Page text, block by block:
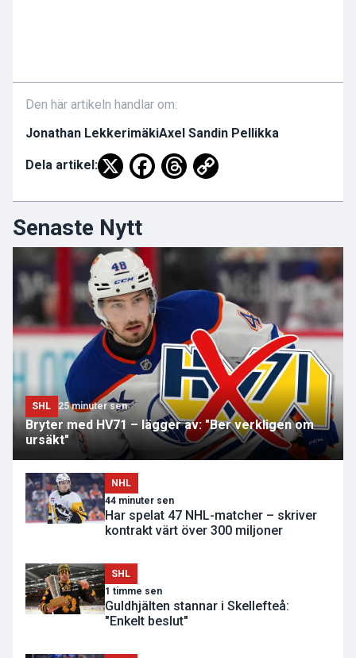
Den här artikeln handlar om:
Jonathan LekkerimäkiAxel Sandin Pellikka
Dela artikel:
Senaste Nytt
SHL 25 minuter sen
Bryter med HV71 – lägger av: "Ber verkligen om
ursäkt"
NHL
44 minuter sen
Har spelat 47 NHL-matcher – skriver
kontrakt värt över 300 miljoner
SHL
1 timme sen
Guldhjälten stannar i Skellefteå:
"Enkelt beslut"